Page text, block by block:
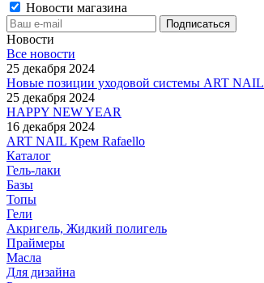
Новости магазина
Новости
Все новости
25 декабря 2024
Новые позиции уходовой системы ART NAIL
25 декабря 2024
HAPPY NEW YEAR
16 декабря 2024
ART NAIL Крем Rafaello
Каталог
Гель-лаки
Базы
Топы
Гели
Акригель, Жидкий полигель
Праймеры
Масла
Для дизайна